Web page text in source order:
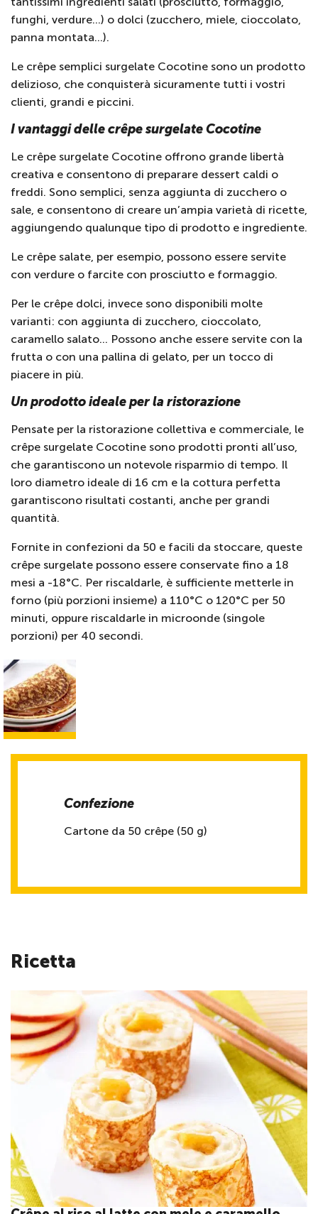
funghi, verdure…) o dolci (zucchero, miele, cioccolato,
panna montata…).
Le crêpe semplici surgelate Cocotine sono un prodotto
delizioso, che conquisterà sicuramente tutti i vostri
clienti, grandi e piccini.
I vantaggi delle crêpe surgelate Cocotine
Le crêpe surgelate Cocotine offrono grande libertà
creativa e consentono di preparare dessert caldi o
freddi. Sono semplici, senza aggiunta di zucchero o
sale, e consentono di creare un’ampia varietà di ricette,
aggiungendo qualunque tipo di prodotto e ingrediente.
Le crêpe salate, per esempio, possono essere servite
con verdure o farcite con prosciutto e formaggio.
Per le crêpe dolci, invece sono disponibili molte
varianti: con aggiunta di zucchero, cioccolato,
caramello salato… Possono anche essere servite con la
frutta o con una pallina di gelato, per un tocco di
piacere in più.
Un prodotto ideale per la ristorazione
Pensate per la ristorazione collettiva e commerciale, le
crêpe surgelate Cocotine sono prodotti pronti all’uso,
che garantiscono un notevole risparmio di tempo. Il
loro diametro ideale di 16 cm e la cottura perfetta
garantiscono risultati costanti, anche per grandi
quantità.
Fornite in confezioni da 50 e facili da stoccare, queste
crêpe surgelate possono essere conservate fino a 18
mesi a -18°C. Per riscaldarle, è sufficiente metterle in
forno (più porzioni insieme) a 110°C o 120°C per 50
minuti, oppure riscaldarle in microonde (singole
porzioni) per 40 secondi.
Confezione
Cartone da 50 crêpe (50 g)
Ricetta